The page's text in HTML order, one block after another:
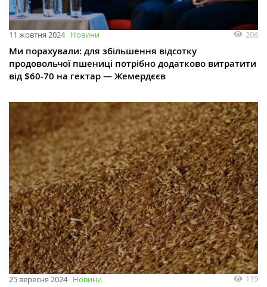
11 жовтня 2024 Новини 206
Ми порахували: для збільшення відсотку
продовольчої пшениці потрібно додатково витратити
від $60-70 на гектар — Жемердєєв
25 вересня 2024 Новини 119